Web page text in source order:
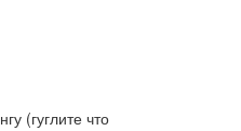
(гуглите что